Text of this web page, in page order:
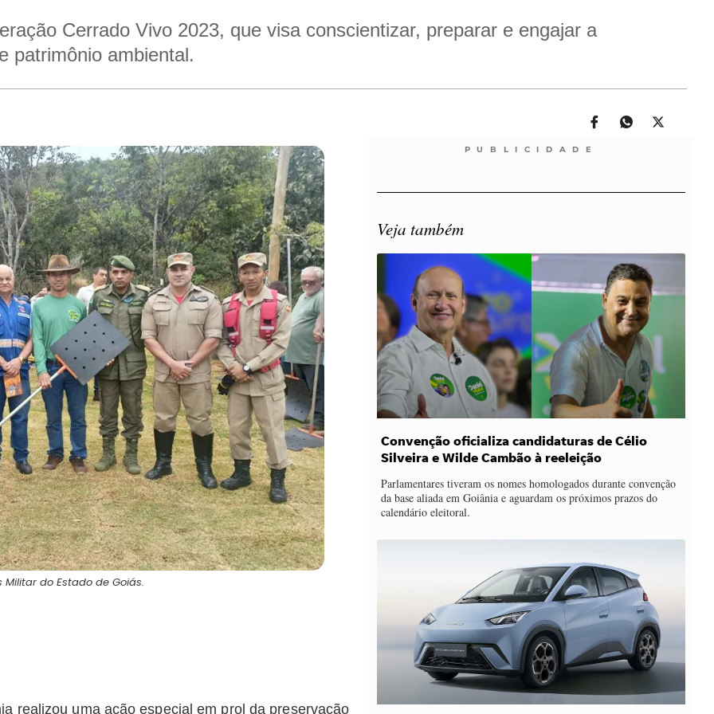
Cerrado Vivo 2023, que visa conscientizar, preparar e engajar a
patrimônio ambiental.
do Estado de Goiás.
realizou uma ação especial em prol da preservação
PUBLICIDADE
Veja também
Convenção oficializa candidaturas de Célio
Silveira e Wilde Cambão à reeleição
Parlamentares tiveram os nomes homologados durante convenção
da base aliada em Goiânia e aguardam os próximos prazos do
calendário eleitoral.